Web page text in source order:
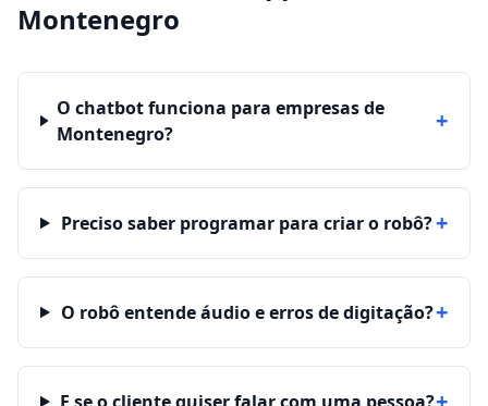
Montenegro
O chatbot funciona para empresas de
Montenegro?
+
Preciso saber programar para criar o robô?+
O robô entende áudio e erros de digitação?+